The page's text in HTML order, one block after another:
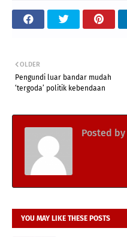
OLDER
Pengundi luar bandar mudah
‘tergoda’ politik kebendaan
Posted by
YOU MAY LIKE THESE POSTS